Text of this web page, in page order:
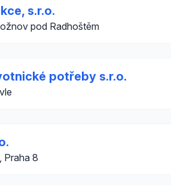
s.r.o.
pod Radhoštěm
potřeby s.r.o.
Praha 8